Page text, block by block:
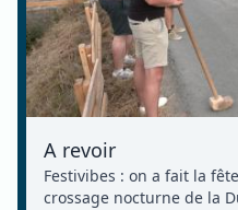
A revoir
Festivibes : on a fait la
crossage nocturne de la